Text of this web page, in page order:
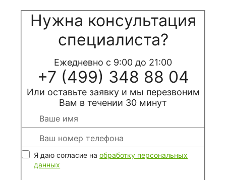
Нужна консультация
специалиста?
Ежедневно с 9:00 до 21:00
+7 (499) 348 88 04
Или оставьте заявку и мы перезвоним
Вам в течении 30 минут
Я даю согласие наобработку персональных
данных